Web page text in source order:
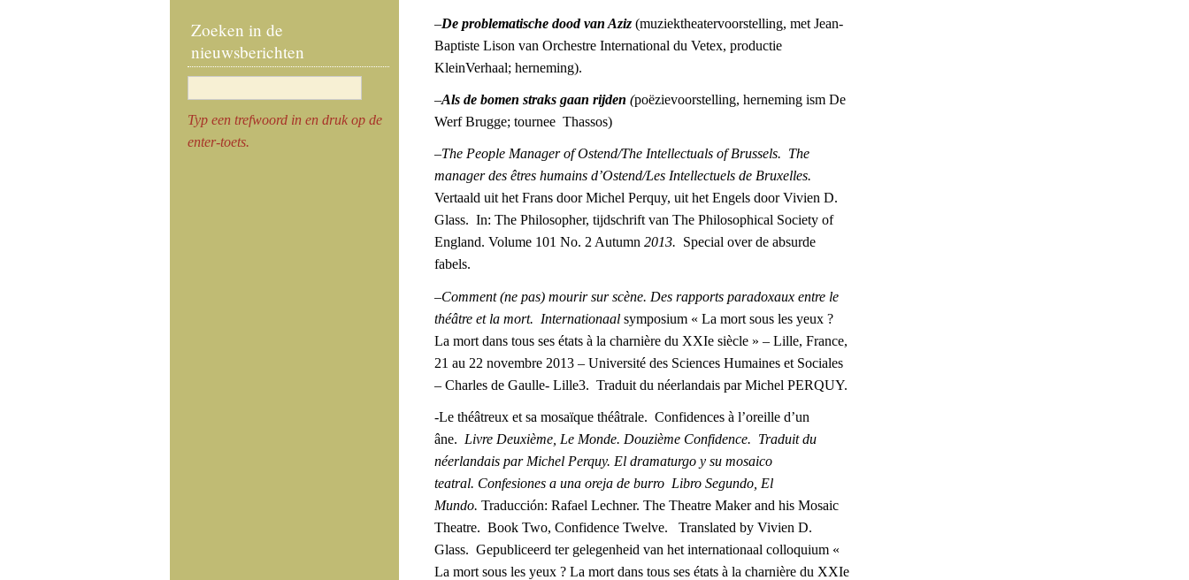
Zoeken in de
nieuwsberichten
Typ een trefwoord in en druk op de
enter-toets.
–De problematische dood van Aziz (muziektheatervoorstelling, met Jean-
Baptiste Lison van Orchestre International du Vetex, productie
KleinVerhaal; herneming).
–Als de bomen straks gaan rijden (poëzievoorstelling, herneming ism De
Werf Brugge; tournee Thassos)
–The People Manager of Ostend/The Intellectuals of Brussels. The
manager des êtres humains d’Ostend/Les Intellectuels de Bruxelles.
Vertaald uit het Frans door Michel Perquy, uit het Engels door Vivien D.
Glass. In: The Philosopher, tijdschrift van The Philosophical Society of
England. Volume 101 No. 2 Autumn 2013. Special over de absurde
fabels.
–Comment (ne pas) mourir sur scène. Des rapports paradoxaux entre le
théâtre et la mort. Internationaal symposium « La mort sous les yeux ?
La mort dans tous ses états à la charnière du XXIe siècle » – Lille, France,
21 au 22 novembre 2013 – Université des Sciences Humaines et Sociales
– Charles de Gaulle- Lille3. Traduit du néerlandais par Michel PERQUY.
-Le théâtreux et sa mosaïque théâtrale. Confidences à l’oreille d’un
âne. Livre Deuxième, Le Monde. Douzième Confidence. Traduit du
néerlandais par Michel Perquy. El dramaturgo y su mosaico
teatral. Confesiones a una oreja de burro Libro Segundo, El
Mundo. Traducción: Rafael Lechner. The Theatre Maker and his Mosaic
Theatre. Book Two, Confidence Twelve. Translated by Vivien D.
Glass. Gepubliceerd ter gelegenheid van het internationaal colloquium «
La mort sous les yeux ? La mort dans tous ses états à la charnière du XXIe